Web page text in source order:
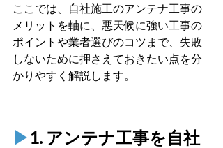
ここでは、自社施工のアンテナ工事の
メリットを軸に、悪天候に強い工事の
ポイントや業者選びのコツまで、失敗
しないために押さえておきたい点を分
かりやすく解説します。
▶︎1. アンテナ工事を自社